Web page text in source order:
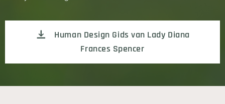
Human Design Gids van Lady Diana
Frances Spencer